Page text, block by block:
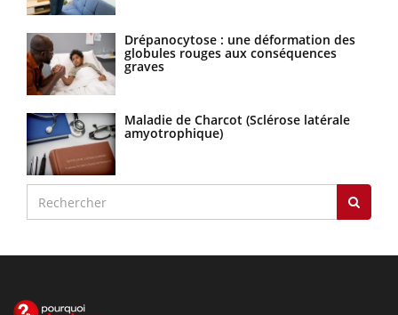
Drépanocytose : une déformation des
globules rouges aux conséquences
graves
Maladie de Charcot (Sclérose latérale
amyotrophique)